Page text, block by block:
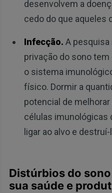
desenvolvem a
cedo do que aqueles
Infecção. A
privação do sono
o sistema
físico. Dormir a
potencial de
células imunológicas
ligar ao alvo e destruí-
Distúrbios do
sua saúde e